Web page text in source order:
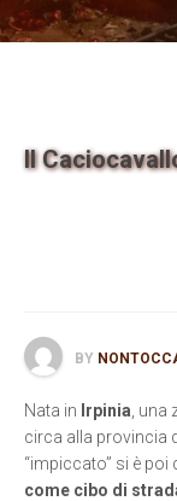
Mission
Il
BY
Nata in Irpinia ,
circa alla provincia
“impiccato” si è poi
come cibo di